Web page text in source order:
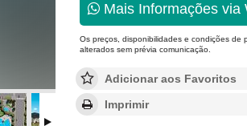
Mais Informações via
Os preços, disponibilidades e condições de
alterados sem prévia comunicação.
Adicionar aos Favoritos
Imprimir